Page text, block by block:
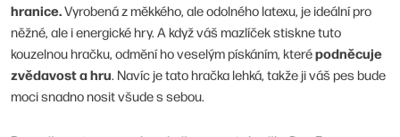
hranice.Vyrobená z měkkého, ale odolného latexu, je ideální pro
něžné, ale i energické hry. A když váš mazlíček stiskne tuto
kouzelnou hračku, odmění ho veselým pískáním, kterépodněcuje
zvědavost a hru. Navíc je tato hračka lehká, takže ji váš pes bude
moci snadno nosit všude s sebou.